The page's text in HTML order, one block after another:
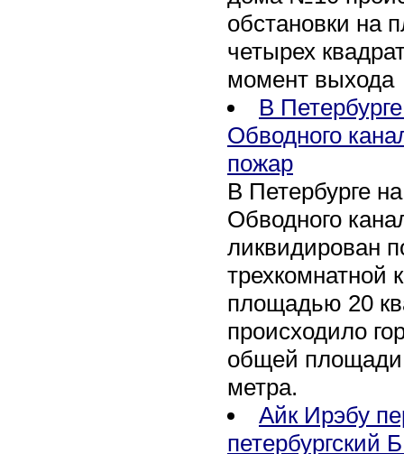
обстановки на
четырех
момент выхода
В
Обводного
пожар
В Петербурге
Обводного
ликвидирован
трехкомнатной
площадью 20
происходило
общей площади
метра.
Айк Ирэбу
петербургский